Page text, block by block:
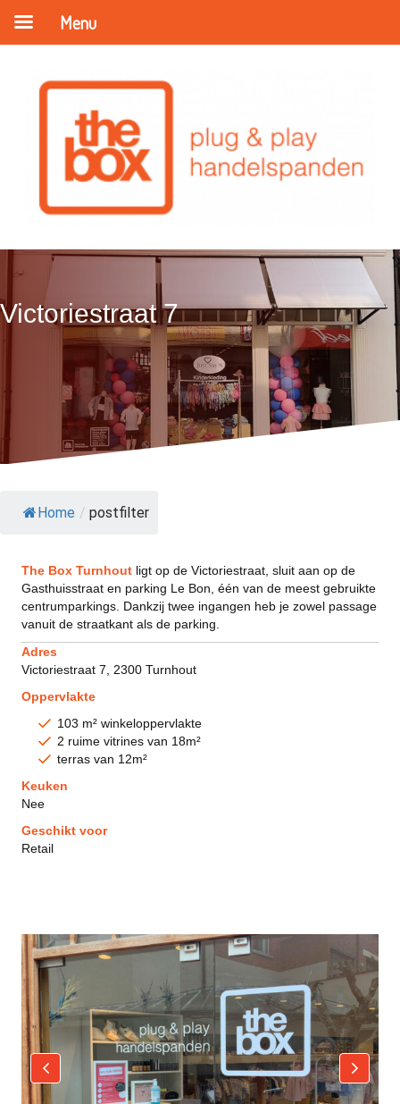
Victoriestraat 7
Home / postfilter
The Box Turnhout ligt op de Victoriestraat, sluit aan op de
Gasthuisstraat en parking Le Bon, één van de meest gebruikte
centrumparkings. Dankzij twee ingangen heb je zowel passage
vanuit de straatkant als de parking.
Adres
Victoriestraat 7, 2300 Turnhout
Oppervlakte
103 m² winkeloppervlakte
2 ruime vitrines van 18m²
terras van 12m²
Keuken
Nee
Geschikt voor
Retail
Menu